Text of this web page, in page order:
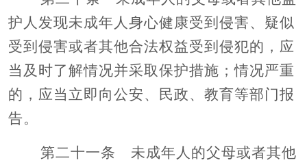
护人发现未成年人身心健康受到侵害、疑似
受到侵害或者其他合法权益受到侵犯的，应
当及时了解情况并采取保护措施；情况严重
的，应当立即向公安、民政、教育等部门报
告。
第二十一条 未成年人的父母或者其他